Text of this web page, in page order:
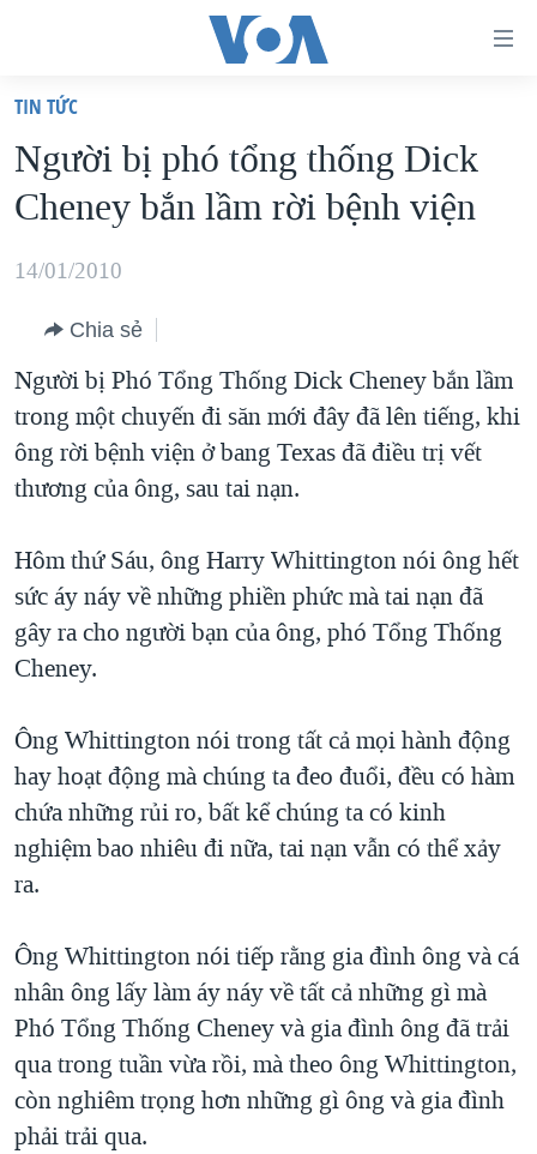
truy
cập
Tới
dung
chính
điều
hướng
chính
Đi
"Tìm"
VIỆT NAM
HOA KỲ
BIỂN ĐÔNG
BLOG
DIỄN ĐÀN
MỤC
TỰ DO BÁO CHÍ
NGƯỜI VIỆT HẢI NGOẠI
ĐỜI SỐNG
SỨC KHOẺ
VĂN HOÁ
THỂ THAO
GIÁO DỤC
CHUYÊN ĐỀ
HÀNH TRÌNH BẦU CỬ 2024
MỘT NĂM CHIẾN TRANH TẠI DẢI GAZA
GIẢI MÃ VÀNH ĐAI & CON ĐƯỜNG
TRỊNH VĨNH BÌNH - NGƯỜI HẠ 'BÊN THẮNG CUỘC'
GROUND ZERO – XƯA VÀ NAY
CHI PHÍ CHIẾN TRANH AFGHANISTAN
TRỊNH VĨNH BÌNH VS. CHÍNH PHỦ VIỆT NAM
NGƯ DÂN VIỆT VÀ LÀN SÓNG TRỘM HẢI SÂM
BÊN KIA QUỐC LỘ: TIẾNG VỌNG TỪ NÔNG THÔN MỸ
QUAN HỆ VIỆT MỸ
VIDEO
NGHE
MẠNG XÃ HỘI
Ngôn ngữ khác
TIN TỨC
Người bị phó tổng thống Dick
Cheney bắn lầm rời bệnh viện
14/01/2010
Chia sẻ
Người bị Phó Tổng Thống Dick Cheney bắn lầm
trong một chuyến đi săn mới đây đã lên tiếng, khi
ông rời bệnh viện ở bang Texas đã điều trị vết
thương của ông, sau tai nạn.
Hôm thứ Sáu, ông Harry Whittington nói ông hết
sức áy náy về những phiền phức mà tai nạn đã
gây ra cho người bạn của ông, phó Tổng Thống
Cheney.
Ông Whittington nói trong tất cả mọi hành động
hay hoạt động mà chúng ta đeo đuổi, đều có hàm
chứa những rủi ro, bất kể chúng ta có kinh
nghiệm bao nhiêu đi nữa, tai nạn vẫn có thể xảy
ra.
Ông Whittington nói tiếp rằng gia đình ông và cá
nhân ông lấy làm áy náy về tất cả những gì mà
Phó Tổng Thống Cheney và gia đình ông đã trải
qua trong tuần vừa rồi, mà theo ông Whittington,
còn nghiêm trọng hơn những gì ông và gia đình
phải trải qua.